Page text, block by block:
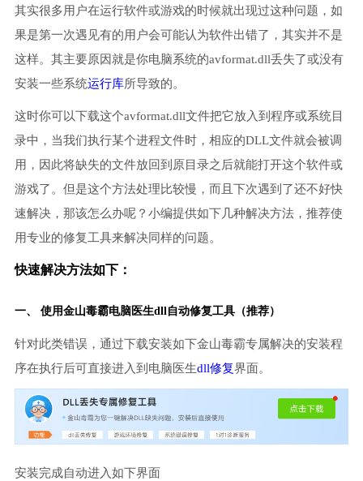
其实很多用户在运行软件或游戏的时候就出现过这种问题，如
果是第一次遇见有的用户会可能认为软件出错了，其实并不是
这样。其主要原因就是你电脑系统的avformat.dll丢失了或没有
安装一些系统运行库所导致的。
这时你可以下载这个avformat.dll文件把它放入到程序或系统目
录中，当我们执行某个进程文件时，相应的DLL文件就会被调
用，因此将缺失的文件放回到原目录之后就能打开这个软件或
游戏了。但是这个方法处理比较慢，而且下次遇到了还不好快
速解决，那该怎么办呢？小编提供如下几种解决方法，推荐使
用专业的修复工具来解决同样的问题。
快速解决方法如下：
一、 使用金山毒霸电脑医生dll自动修复工具（推荐）
针对此类错误，通过下载安装如下金山毒霸专属解决的安装程
序在执行后可直接进入到电脑医生dll修复界面。
安装完成自动进入如下界面